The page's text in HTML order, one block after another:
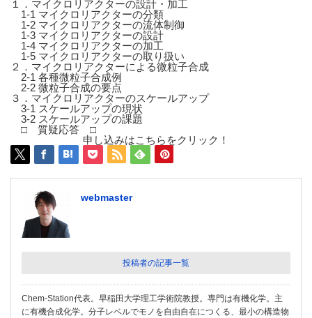
１．マイクロリアクターの設計・加工
1-1 マイクロリアクターの分類
1-2 マイクロリアクターの流体制御
1-3 マイクロリアクターの設計
1-4 マイクロリアクターの加工
1-5 マイクロリアクターの取り扱い
２．マイクロリアクターによる微粒子合成
2-1 各種微粒子合成例
2-2 微粒子合成の要点
３．マイクロリアクターのスケールアップ
3-1 スケールアップの現状
3-2 スケールアップの課題
□ 質疑応答 □
申し込みはこちらをクリック！
webmaster
投稿者の記事一覧
Chem-Station代表。早稲田大学理工学術院教授。専門は有機化学。主
に有機合成化学。分子レベルでモノを自由自在につくる、最小の構造物